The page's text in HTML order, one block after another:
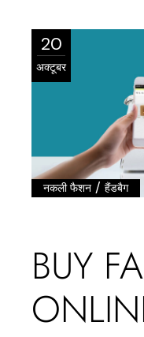
20
अक्टूबर
नकली फैशन /हैंडबैग
BUY